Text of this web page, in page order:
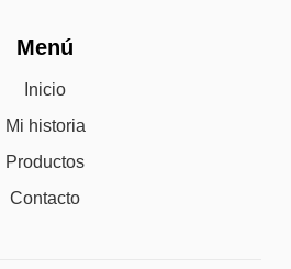
Menú
Inicio
Mi historia
Productos
Contacto